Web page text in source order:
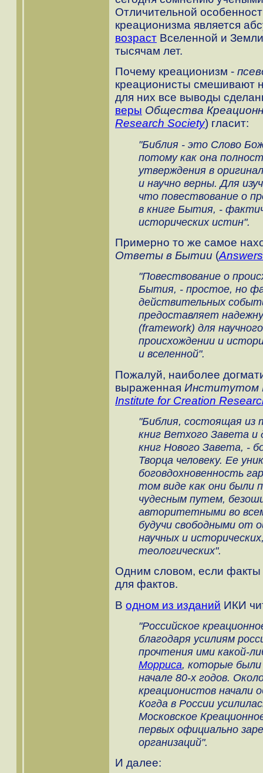
Отличительной
креационизма является
возраст Вселенной и
тысячам лет.
Почему креационизм -
креационисты смешивают
для них все выводы
веры Общества
Research Society) гласит:
"Библия - это Слово
потому как она
утверждения в
и научно верны. Для
что повествование о
в книге Бытия, -
исторических истин".
Примерно то же самое
Ответы в Бытии (
"Повествование о
Бытия, - простое, но
действительных
предоставляет
(framework) для
происхождении и
и вселенной".
Пожалуй, наиболее
выраженная Институтом
Institute for Creation
"Библия, состоящая из
книг Ветхого Завета и
книг Нового Завета, -
Творца человеку. Ее
боговдохновенность
том виде как они были
чудесным путем,
авторитетными во
будучи свободными от
научных и
теологических".
Одним словом, если факты
для фактов.
В одном из изданий ИКИ
"Российское
благодаря усилиям
прочтения ими какой-
Морриса, которые были
начале 80-х годов.
креационистов начали
Когда в России
Московское
первых официально
организаций".
И далее: